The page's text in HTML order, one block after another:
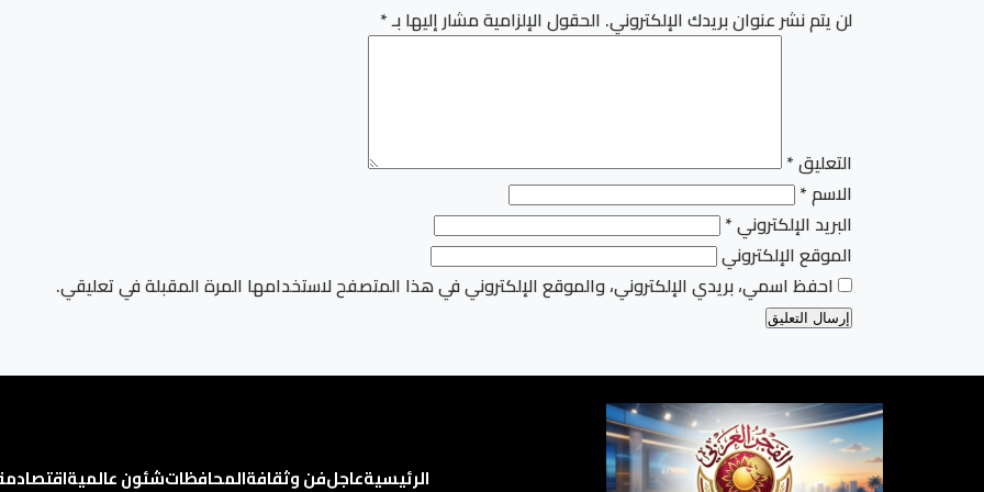
لن يتم نشر عنوان بريدك الإلكتروني. الحقول الإلزامية مشار إليها بـ*
التعليق*
الاسم*
البريد الإلكتروني*
الموقع الإلكتروني
احفظ اسمي، بريدي الإلكتروني، والموقع الإلكتروني في هذا المتصفح لاستخدامها المرة المقبلة في تعليقي.
الرئيسيةعاجلفن وثقافةالمحافظاتشئون عالميةاقتصاد